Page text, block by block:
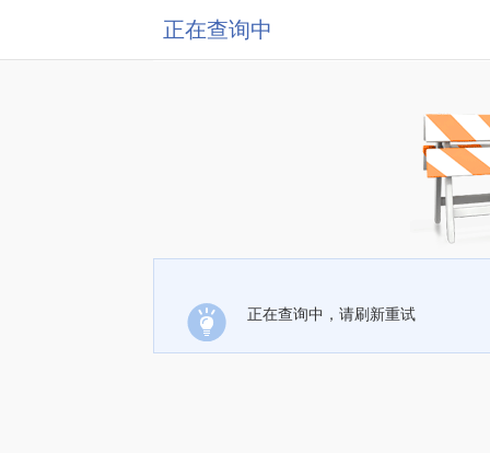
正在查询中
正在查询中，请刷新重试